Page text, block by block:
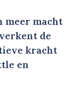
meer macht
de
kracht
en